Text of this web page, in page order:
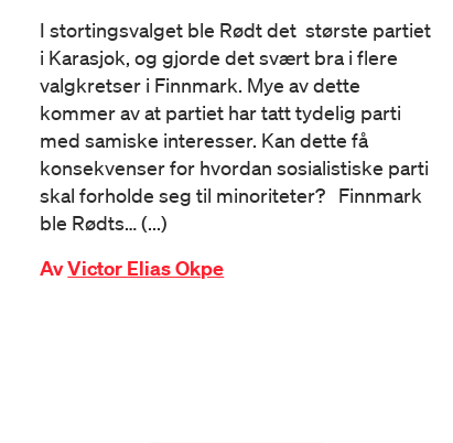
I stortingsvalget ble Rødt det største partiet
i Karasjok, og gjorde det svært bra i flere
valgkretser i Finnmark. Mye av dette
kommer av at partiet har tatt tydelig parti
med samiske interesser. Kan dette få
konsekvenser for hvordan sosialistiske parti
skal forholde seg til minoriteter? Finnmark
ble Rødts… (...)
AvVictor Elias Okpe